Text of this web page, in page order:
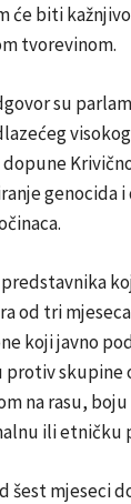
će biti
tvorevinom.
su
genocida
od tri
koji javno
skupine
na rasu,
ili etničku
šest mjeseci